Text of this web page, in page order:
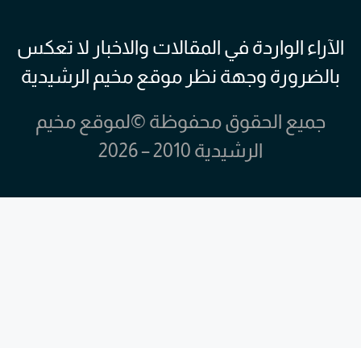
الآراء الواردة في المقالات والاخبار لا تعكس
بالضرورة وجهة نظر موقع مخيم الرشيدية
جميع الحقوق محفوظة ©لموقع مخيم
الرشيدية 2010 – 2026